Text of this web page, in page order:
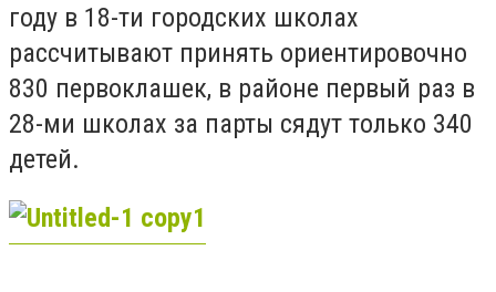
году в 18-ти городских школах
рассчитывают принять ориентировочно
830 первоклашек, в районе первый раз в
28-ми школах за парты сядут только 340
детей.